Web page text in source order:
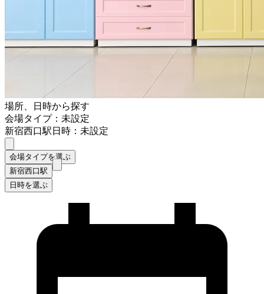
場所、日時から探す
会場タイプ：未設定
新宿西口駅日時：未設定
会場タイプを選ぶ
新宿西口駅
日時を選ぶ